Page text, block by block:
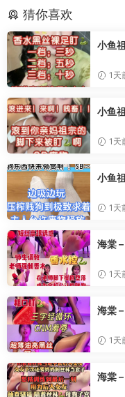
猜你喜欢
小鱼
1天
小鱼
1天
小鱼
1天
海棠
1天
海棠
1天
海棠